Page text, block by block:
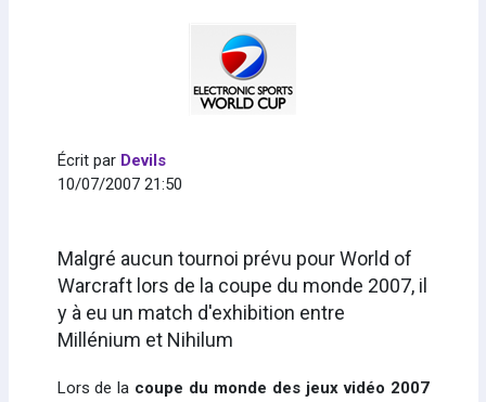
Écrit par Devils
10/07/2007 21:50
Malgré aucun tournoi prévu pour World of
Warcraft lors de la coupe du monde 2007, il
y à eu un match d'exhibition entre
Millénium et Nihilum
Lors de la coupe du monde des jeux vidéo 2007